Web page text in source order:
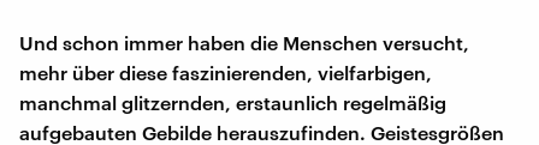
Und schon immer haben die Menschen versucht,
mehr über diese faszinierenden, vielfarbigen,
manchmal glitzernden, erstaunlich regelmäßig
aufgebauten Gebilde herauszufinden. Geistesgrößen